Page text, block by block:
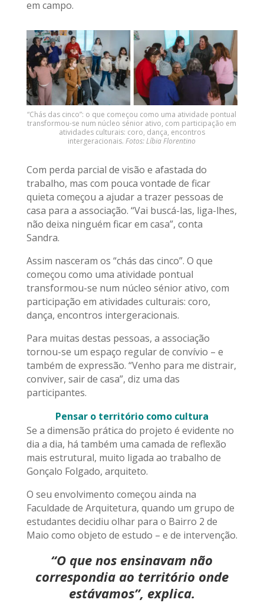
em campo.
“Chás das cinco”: o que começou como uma atividade pontual
transformou-se num núcleo sénior ativo, com participação em
atividades culturais: coro, dança, encontros
intergeracionais.Fotos: Líbia Florentino
Com perda parcial de visão e afastada do
trabalho, mas com pouca vontade de ficar
quieta começou a ajudar a trazer pessoas de
casa para a associação. “Vai buscá-las, liga-lhes,
não deixa ninguém ficar em casa”, conta
Sandra.
Assim nasceram os “chás das cinco”. O que
começou como uma atividade pontual
transformou-se num núcleo sénior ativo, com
participação em atividades culturais: coro,
dança, encontros intergeracionais.
Para muitas destas pessoas, a associação
tornou-se um espaço regular de convívio – e
também de expressão. “Venho para me distrair,
conviver, sair de casa”, diz uma das
participantes.
Pensar o território como cultura
Se a dimensão prática do projeto é evidente no
dia a dia, há também uma camada de reflexão
mais estrutural, muito ligada ao trabalho de
Gonçalo Folgado, arquiteto.
O seu envolvimento começou ainda na
Faculdade de Arquitetura, quando um grupo de
estudantes decidiu olhar para o Bairro 2 de
Maio como objeto de estudo – e de intervenção.
“O que nos ensinavam não
correspondia ao território onde
estávamos”, explica.